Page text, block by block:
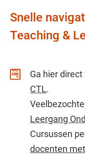
Snelle
Teaching &
Ga hier
CTL.
Leergang
Cursussen
docenten